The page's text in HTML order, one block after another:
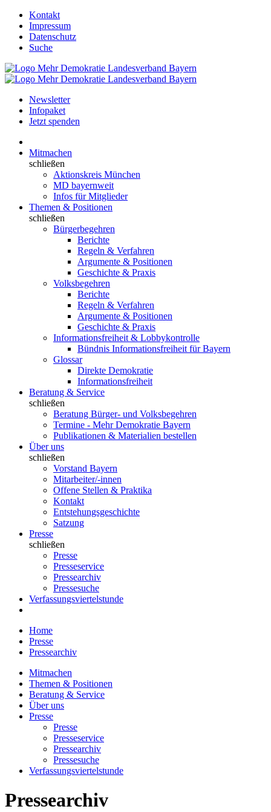
Kontakt
Impressum
Datenschutz
Suche
Newsletter
Infopaket
Jetzt spenden
Mitmachen
schließen
Aktionskreis München
MD bayernweit
Infos für Mitglieder
Themen & Positionen
schließen
Bürgerbegehren
Berichte
Regeln & Verfahren
Argumente & Positionen
Geschichte & Praxis
Volksbegehren
Berichte
Regeln & Verfahren
Argumente & Positionen
Geschichte & Praxis
Informationsfreiheit & Lobbykontrolle
Bündnis Informationsfreiheit für Bayern
Glossar
Direkte Demokratie
Informationsfreiheit
Beratung & Service
schließen
Beratung Bürger- und Volksbegehren
Termine - Mehr Demokratie Bayern
Publikationen & Materialien bestellen
Über uns
schließen
Vorstand Bayern
Mitarbeiter/-innen
Offene Stellen & Praktika
Kontakt
Entstehungsgeschichte
Satzung
Presse
schließen
Presse
Presseservice
Pressearchiv
Pressesuche
Verfassungsviertelstunde
Home
Presse
Pressearchiv
Mitmachen
Themen & Positionen
Beratung & Service
Über uns
Presse
Presse
Presseservice
Pressearchiv
Pressesuche
Verfassungsviertelstunde
Pressearchiv